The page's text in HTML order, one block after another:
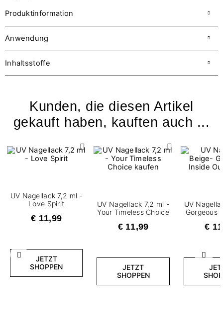
Produktinformation
Anwendung
Inhaltsstoffe
Kunden, die diesen Artikel
gekauft haben, kauften auch ...
Zurück
UV Nagellack 7,2 ml -
Love Spirit
€ 11,99
JETZT
SHOPPEN
UV Nagellack 7,2 ml -
Your Timeless Choice
€ 11,99
JETZT
SHOPPEN
UV
Gorgeous
€